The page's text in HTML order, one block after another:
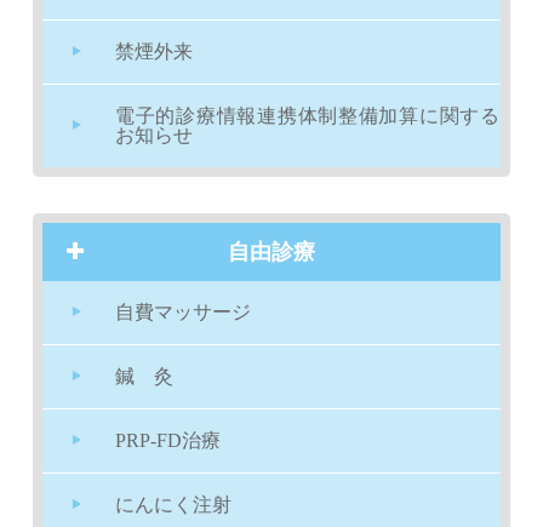
禁煙外来
電子的診療情報連携体制整備加算に関する
お知らせ
自由診療
自費マッサージ
鍼 灸
PRP-FD治療
にんにく注射